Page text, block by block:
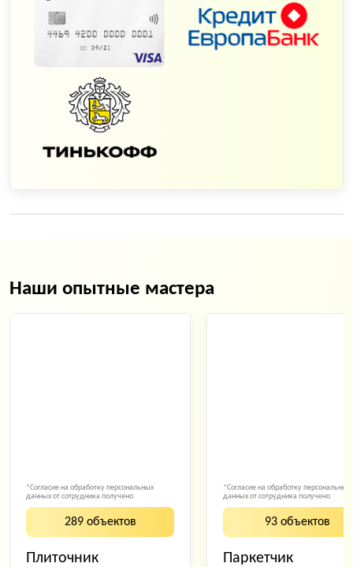
Наши опытные мастера
*Согласие на обработку персональных
данных от сотрудника получено
289 объектов
Плиточник
*Согласие на обработку персональных
данных от сотрудника получено
93 объектов
Паркетчик